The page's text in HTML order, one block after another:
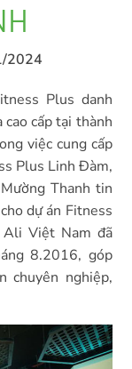
2024
Plus danh
cấp tại thành
việc cung cấp
Plus Linh Đàm,
Thanh tin
dự án Fitness
Ali Việt Nam đã
8.2016, góp
chuyên nghiệp,